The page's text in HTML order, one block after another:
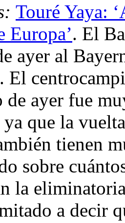
Touré Yaya:
Europa’. El
ayer al
El
de ayer fue
que la
tienen
sobre
la
a decir